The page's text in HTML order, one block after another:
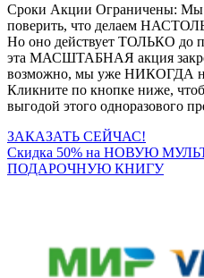
Сроки Акции Ограничены: Мы
поверить, что делаем
Но оно действует ТОЛЬКО до
эта МАСШТАБНАЯ акция
возможно, мы уже НИКОГДА
Кликните по кнопке ниже,
выгодой этого одноразового
ЗАКАЗАТЬ СЕЙЧАС!
Скидка 50% на НОВУЮ
ПОДАРОЧНУЮ КНИГУ